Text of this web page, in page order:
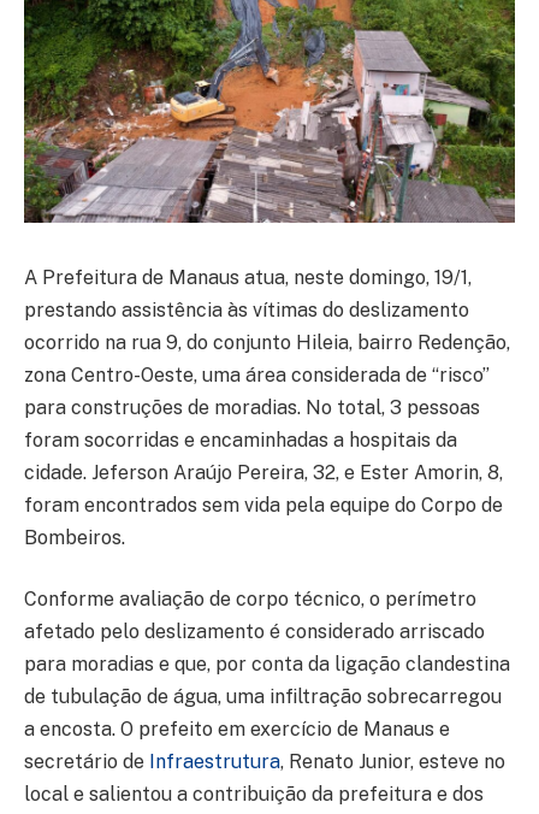
A Prefeitura de Manaus atua, neste domingo, 19/1,
prestando assistência às vítimas do deslizamento
ocorrido na rua 9, do conjunto Hileia, bairro Redenção,
zona Centro-Oeste, uma área considerada de “risco”
para construções de moradias. No total, 3 pessoas
foram socorridas e encaminhadas a hospitais da
cidade. Jeferson Araújo Pereira, 32, e Ester Amorin, 8,
foram encontrados sem vida pela equipe do Corpo de
Bombeiros.
Conforme avaliação de corpo técnico, o perímetro
afetado pelo deslizamento é considerado arriscado
para moradias e que, por conta da ligação clandestina
de tubulação de água, uma infiltração sobrecarregou
a encosta. O prefeito em exercício de Manaus e
secretário de Infraestrutura, Renato Junior, esteve no
local e salientou a contribuição da prefeitura e dos